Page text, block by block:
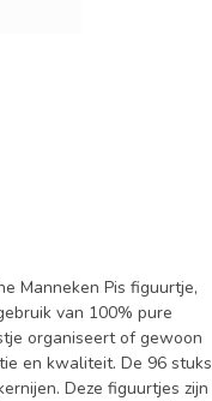
Manneken Pis figuurtje,
van 100% pure
organiseert of gewoon
en kwaliteit. De 96 stuks
Deze figuurtjes zijn